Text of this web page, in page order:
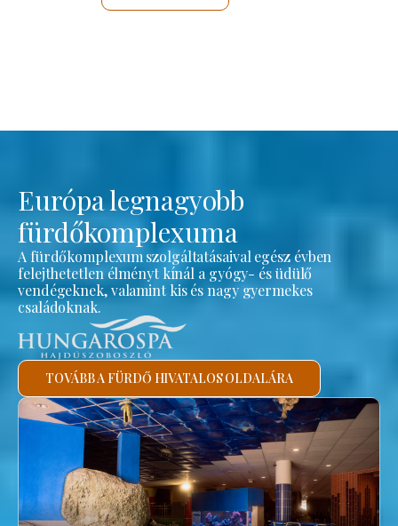
Európa legnagyobb
fürdőkomplexuma
A fürdőkomplexum szolgáltatásaival egész évben
felejthetetlen élményt kínál a gyógy- és üdülő
vendégeknek, valamint kis és nagy gyermekes
családoknak.
TOVÁBB A FÜRDŐ HIVATALOS OLDALÁRA